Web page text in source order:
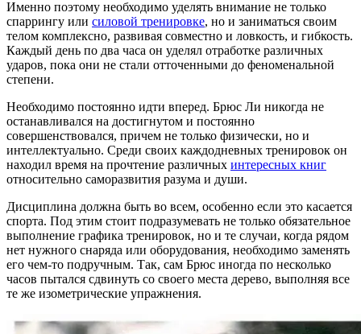
Именно поэтому необходимо уделять внимание не только
спаррингу или силовой тренировке, но и заниматься своим
телом комплексно, развивая совместно и ловкость, и гибкость.
Каждый день по два часа он уделял отработке различных
ударов, пока они не стали отточенными до феноменальной
степени.
Необходимо постоянно идти вперед. Брюс Ли никогда не
останавливался на достигнутом и постоянно
совершенствовался, причем не только физически, но и
интеллектуально. Среди своих каждодневных тренировок он
находил время на прочтение различных интересных книг
относительно саморазвития разума и души.
Дисциплина должна быть во всем, особенно если это касается
спорта. Под этим стоит подразумевать не только обязательное
выполнение графика тренировок, но и те случаи, когда рядом
нет нужного снаряда или оборудования, необходимо заменять
его чем-то подручным. Так, сам Брюс иногда по несколько
часов пытался сдвинуть со своего места дерево, выполняя все
те же изометрические упражнения.